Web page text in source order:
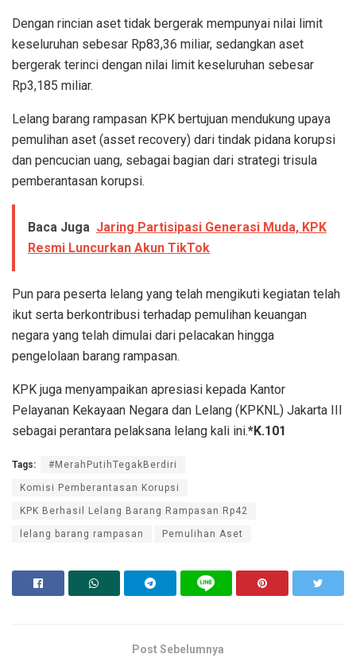
Dengan rincian aset tidak bergerak mempunyai nilai limit
keseluruhan sebesar Rp83,36 miliar, sedangkan aset
bergerak terinci dengan nilai limit keseluruhan sebesar
Rp3,185 miliar.
Lelang barang rampasan KPK bertujuan mendukung upaya
pemulihan aset (asset recovery) dari tindak pidana korupsi
dan pencucian uang, sebagai bagian dari strategi trisula
pemberantasan korupsi.
Baca Juga Jaring Partisipasi Generasi Muda, KPK
Resmi Luncurkan Akun TikTok
Pun para peserta lelang yang telah mengikuti kegiatan telah
ikut serta berkontribusi terhadap pemulihan keuangan
negara yang telah dimulai dari pelacakan hingga
pengelolaan barang rampasan.
KPK juga menyampaikan apresiasi kepada Kantor
Pelayanan Kekayaan Negara dan Lelang (KPKNL) Jakarta III
sebagai perantara pelaksana lelang kali ini.*K.101
Tags: #MerahPutihTegakBerdiri
Komisi Pemberantasan Korupsi
KPK Berhasil Lelang Barang Rampasan Rp42
lelang barang rampasan Pemulihan Aset
Post Sebelumnya